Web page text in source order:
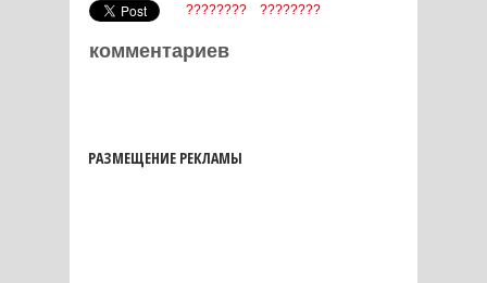
???????? ????????
комментариев
РАЗМЕЩЕНИЕ РЕКЛАМЫ